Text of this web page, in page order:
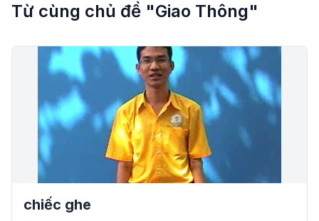
Từ cùng chủ đề "Giao Thông"
chiếc ghe